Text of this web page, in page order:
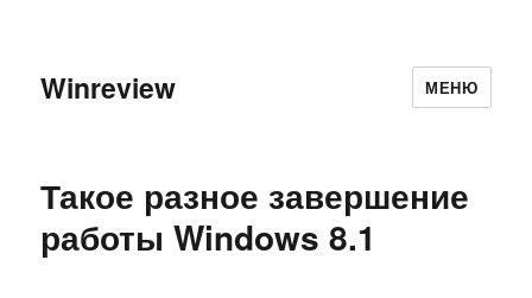
Winreview МЕНЮ
Такое разное завершение
работы Windows 8.1